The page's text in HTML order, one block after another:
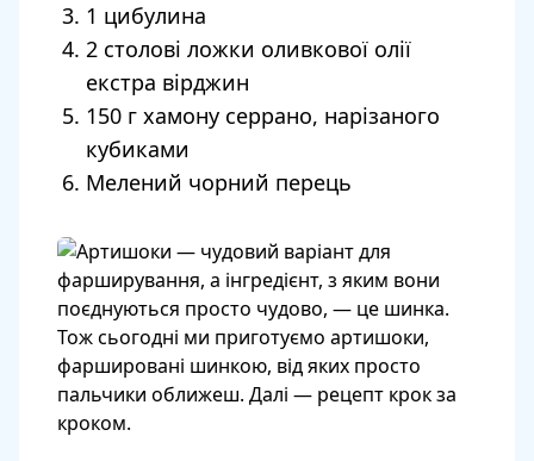
1 цибулина
2 столові ложки оливкової олії
екстра вірджин
150 г хамону серрано, нарізаного
кубиками
Мелений чорний перець